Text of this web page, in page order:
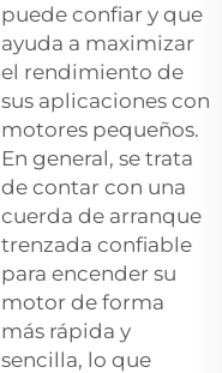
puede confiar y que
ayuda a maximizar
el rendimiento de
sus aplicaciones con
motores pequeños.
En general, se trata
de contar con una
cuerda de arranque
trenzada confiable
para encender su
motor de forma
más rápida y
sencilla, lo que